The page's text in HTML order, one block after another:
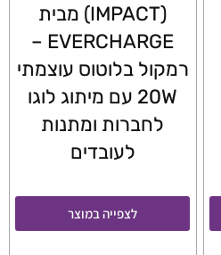
(IMPACT) מבית
EVERCHARGE –
רמקול בלוטוס עוצמתי
20W עם מיתוג לוגו
לחברות ומתנות
לעובדים
לצפייה במוצר